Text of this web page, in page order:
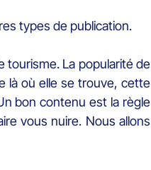
types de publication.
tourisme. La popularité de
là où elle se trouve, cette
bon contenu est la règle
vous nuire. Nous allons